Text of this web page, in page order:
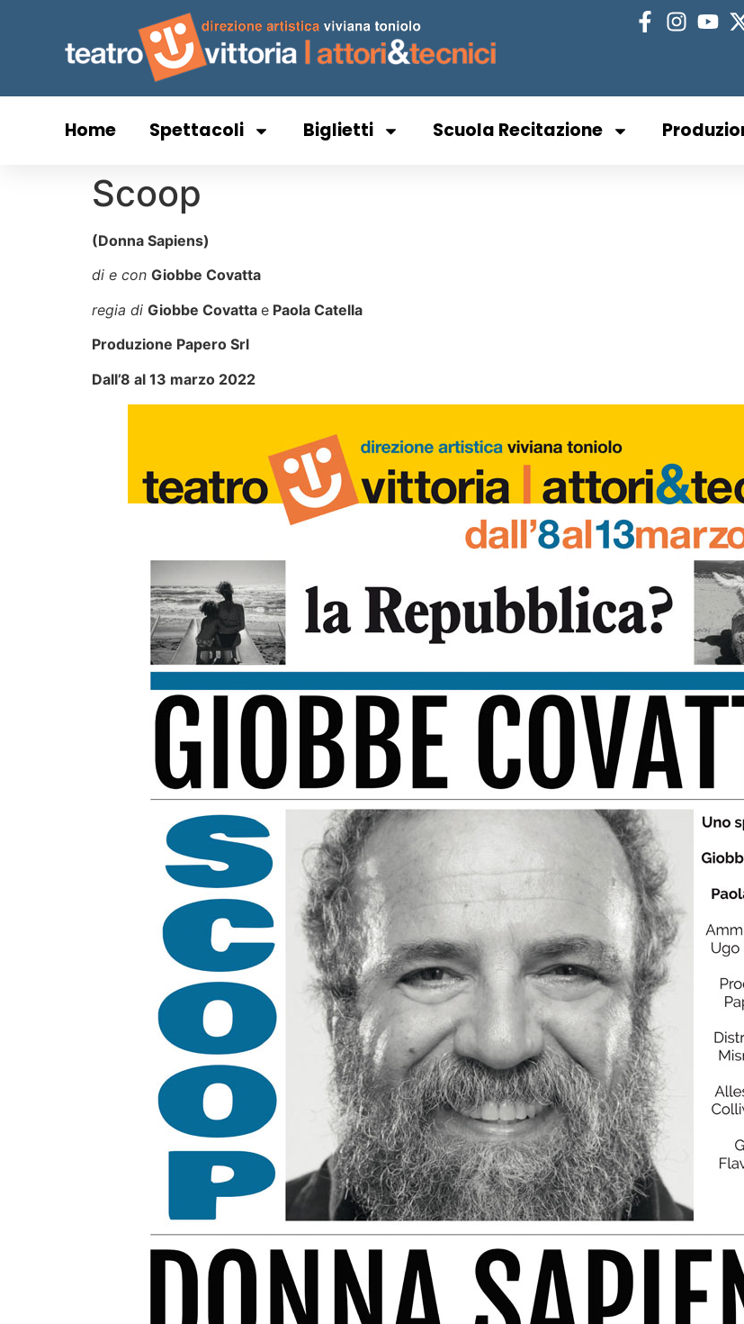
Home Spettacoli Biglietti Scuola Recitazione
Scoop
(Donna Sapiens)
di e con Giobbe Covatta
regia di Giobbe Covatta e Paola Catella
Produzione Papero Srl
Dall’8 al 13 marzo 2022